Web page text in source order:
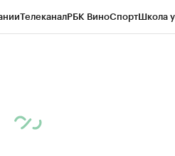
ТелеканалРБК ВиноСпортШкола